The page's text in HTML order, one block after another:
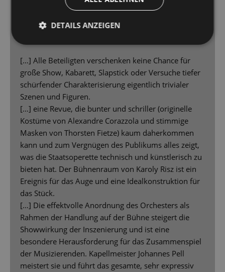
Die zeitkritische Revue „Zwei Krawatten“ von
1929 ist an der Staatsoperette Dresden als
[…] Alle Beteiligten verschenken keine Chance für
große Show, Kabarett, Slapstick oder Versuche tiefer
schürfender Charakterisierung eigentlich trivialer
Szenen und Figuren.
[…] eine Revue, die bunter und schriller (originelle
Kostüme von Alexandre Corazzola und stimmige
Masken von Thorsten Fietze) kaum daherkommen
kann und zum Vergnügen des Publikums alles zeigt,
was die Staatsoperette technisch und künstlerisch zu
bieten hat. Der Bühnenraum von Karoly Risz ist ein
Ereignis für das Auge und eine Idealkonstruktion für
das Stück.
[…] Die effektvolle Anordnung des Orchesters als
Rahmen der Handlung auf der Bühne steigert die
Showwirkung der Inszenierung und ist eine
besondere Herausforderung für das Zusammenspiel
der Musizierenden. Kapellmeister Johannes Pell
meistert sie und führt das gesamte, sehr expressiv
DETAILS ANZEIGEN